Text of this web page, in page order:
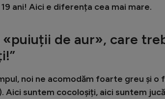
ani! Aici e diferența cea mai mare.
«puiuții de aur», care
noi ne acomodăm foarte greu și o
Aici suntem cocoloșiți, aici suntem